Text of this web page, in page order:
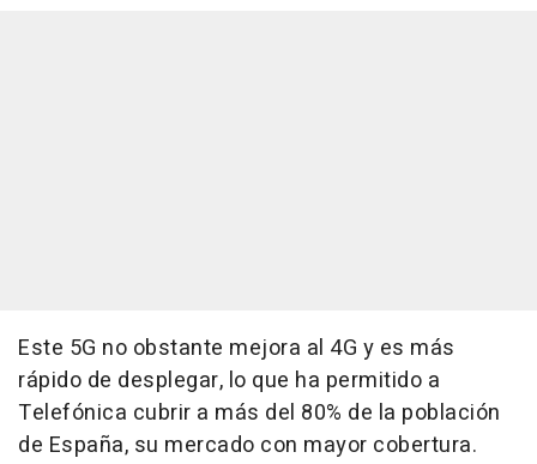
Este 5G no obstante mejora al 4G y es más
rápido de desplegar, lo que ha permitido a
Telefónica cubrir a más del 80% de la población
de España, su mercado con mayor cobertura.